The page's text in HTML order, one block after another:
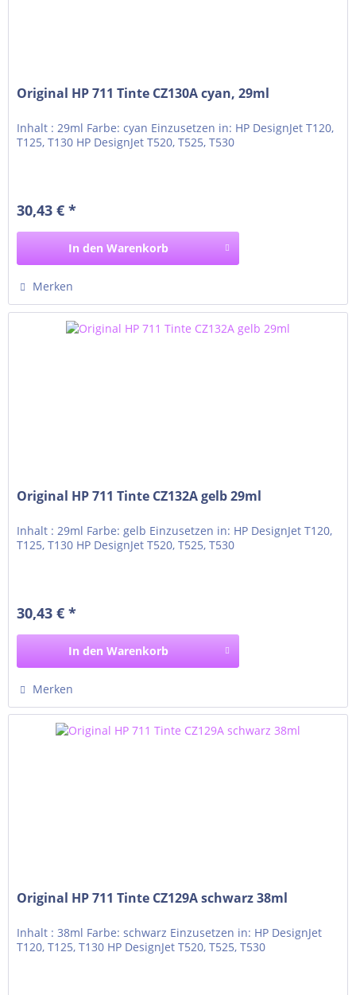
Original HP 711 Tinte CZ130A cyan, 29ml
Inhalt : 29ml Farbe: cyan Einzusetzen in: HP DesignJet T120,
T125, T130 HP DesignJet T520, T525, T530
30,43 € *
In den Warenkorb
Merken
Original HP 711 Tinte CZ132A gelb 29ml
Inhalt : 29ml Farbe: gelb Einzusetzen in: HP DesignJet T120,
T125, T130 HP DesignJet T520, T525, T530
30,43 € *
In den Warenkorb
Merken
Original HP 711 Tinte CZ129A schwarz 38ml
Inhalt : 38ml Farbe: schwarz Einzusetzen in: HP DesignJet
T120, T125, T130 HP DesignJet T520, T525, T530